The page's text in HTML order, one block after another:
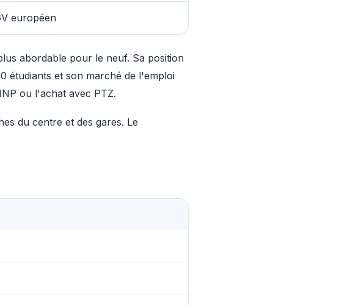
européen
abordable pour le neuf. Sa position
étudiants et son marché de l'emploi
ou l'achat avec PTZ.
du centre et des gares. Le